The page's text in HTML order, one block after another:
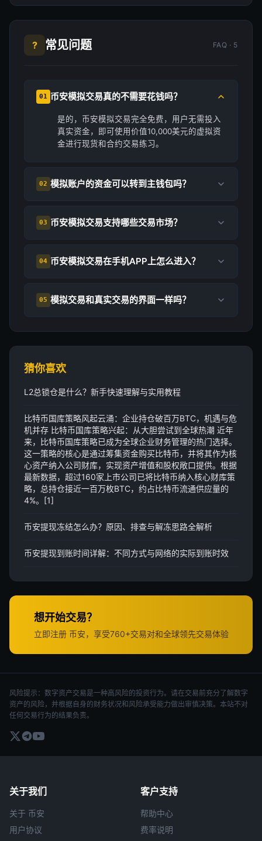
? 常见问题 FAQ · 5
01 币安模拟交易真的不需要花钱吗？
是的，币安模拟交易完全免费，用户无需投入
真实资金，即可使用价值10,000美元的虚拟资
金进行现货和合约交易练习。
02 模拟账户的资金可以转到主钱包吗？
03 币安模拟交易支持哪些交易市场？
04 币安模拟交易在手机APP上怎么进入？
05 模拟交易和真实交易的界面一样吗？
猜你喜欢
L2总锁仓是什么？新手快速理解与实用教程
比特币国库策略风起云涌：企业持仓破百万BTC，机遇与危
机并存 比特币国库策略兴起：从大胆尝试到全球热潮 近年
来，比特币国库策略已成为全球企业财务管理的热门选择。
这一策略的核心是通过筹集资金购买比特币，并将其作为核
心资产纳入公司财库，实现资产增值和股权敞口提供。根据
最新数据，超过160家上市公司已将比特币纳入核心财库策
略，总持仓接近一百万枚BTC，约占比特币流通供应量的
4%。[1]
币安提现冻结怎么办？原因、排查与解冻思路全解析
币安提现到账时间详解：不同方式与网络的实际到账时效
想开始交易？
立即注册 币安，享受760+交易对和全球领先交易体验
风险提示：数字资产交易是一种高风险的投资行为。请在交易前充分了解数字
资产的风险，并根据自身的财务状况和风险承受能力做出审慎决策。本站不对
任何交易行为的结果负责。
关于我们
关于 币安
用户协议
客户支持
帮助中心
费率说明